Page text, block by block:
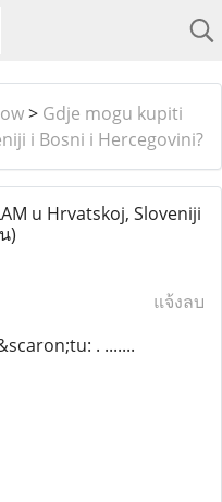
> Gdje mogu kupiti
i Bosni i Hercegovini?
u Hrvatskoj, Sloveniji
)
แจ้งลบ
. .......